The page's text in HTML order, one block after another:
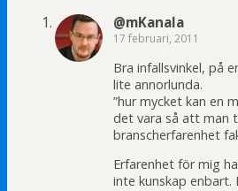
@mKanala
17 februari, 2011
Bra infallsvinkel, på
lite annorlunda.
”hur mycket kan en
det vara så att man
branscherfarenhet
Erfarenhet för mig
inte kunskap